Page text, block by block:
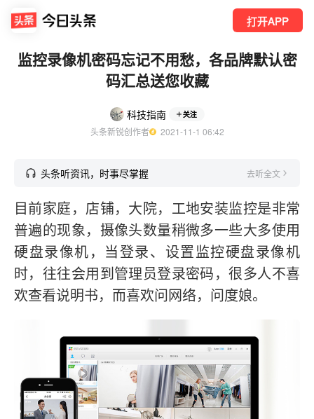
打开APP
监控录像机密码忘记不用愁，各品牌默认密
码汇总送您收藏
科技指南 关注
头条新锐创作者
  2021-11-1 06:42
头条听资讯，时事尽掌握 去听全文
目前家庭，店铺，大院，工地安装监控是非常
普遍的现象，摄像头数量稍微多一些大多使用
硬盘录像机，当登录、设置监控硬盘录像机
时，往往会用到管理员登录密码，很多人不喜
欢查看说明书，而喜欢问网络，问度娘。